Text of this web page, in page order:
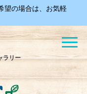
望の場合は、お気軽
ラリー